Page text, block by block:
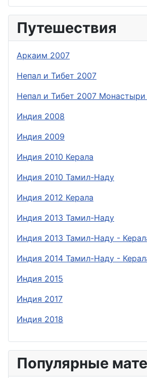
Путешествия
Аркаим 2007
Непал и Тибет 2007
Непал и Тибет 2007 Монастыри
Индия 2008
Индия 2009
Индия 2010 Керала
Индия 2010 Тамил-Наду
Индия 2012 Керала
Индия 2013 Тамил-Наду
Индия 2013 Тамил-Наду -
Индия 2014 Тамил-Наду -
Индия 2015
Индия 2017
Индия 2018
Популярные